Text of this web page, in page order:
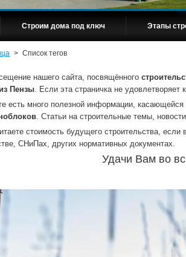
Строим дома под ключ Этапы
> Список тегов
нашего сайта, посвящённого
Пензы. Если эта страничка не
есть много полезной информации, касающейся
. Статьи на строительные темы,
стоимость будущего строительства, если
СНиПах, других нормативных документах.
Удачи Вам во